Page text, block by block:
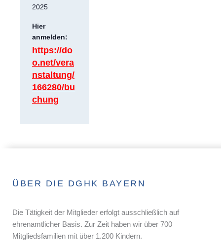
2025
Hier
anmelden:
https://do
o.net/vera
nstaltung/
166280/bu
chung
ÜBER DIE DGHK BAYERN
Die Tätigkeit der Mitglieder erfolgt ausschließlich auf
ehrenamtlicher Basis. Zur Zeit haben wir über 700
Mitgliedsfamilien mit über 1.200 Kindern.